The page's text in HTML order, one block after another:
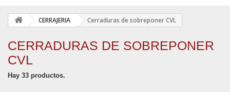
CERRAJERIA Cerraduras de sobreponer CVL
CERRADURAS DE SOBREPONER
CVL
Hay 33 productos.